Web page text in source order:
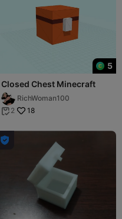
5
Closed Chest Minecraft
RichWoman100
 2 18
